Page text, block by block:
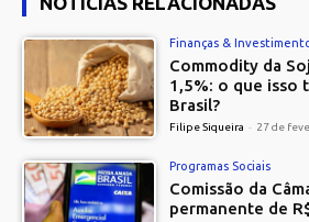
Finanças &
Commodity da
1,5%: o que isso
Brasil?
Filipe Siqueira - 27 de
Programas Sociais
Comissão da
permanente de